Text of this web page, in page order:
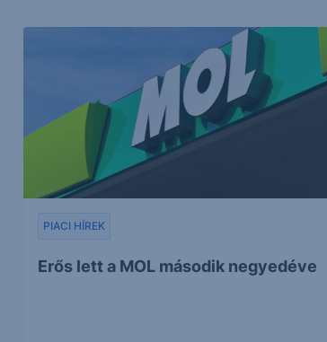
Erős lett a MOL második negyedéve
PIACI HÍREK